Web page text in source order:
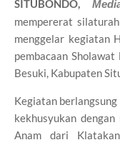
SITUBONDO,
mempererat
menggelar kegiatan
pembacaan
Besuki, Kabupaten
Kegiatan berlangsung
kekhusyukan dengan
Anam dari